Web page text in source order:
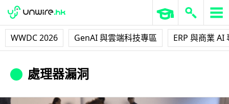
WWDC 2026 GenAI 與雲端科技專區 ERP 與商業 AI
處理器漏洞